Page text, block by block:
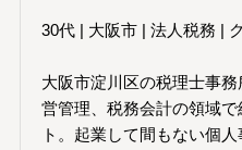
30代 | 大阪市 | 法人税務 |
大阪市淀川区の税理士事
営管理、税務会計の領域
ト。起業して間もない個